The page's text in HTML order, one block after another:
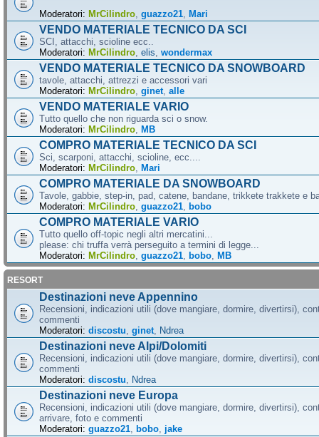
Moderatori: MrCilindro guazzo21 Mari
VENDO MATERIALE TECNICO DA SCI
SCI, attacchi, scioline ecc..
Moderatori: MrCilindro elis wondermax
VENDO MATERIALE TECNICO DA SNOWBOARD
tavole, attacchi, attrezzi e accessori vari
Moderatori: MrCilindro ginet alle
VENDO MATERIALE VARIO
Tutto quello che non riguarda sci o snow.
Moderatori: MrCilindro MB
COMPRO MATERIALE TECNICO DA SCI
Sci, scarponi, attacchi, scioline, ecc....
Moderatori: MrCilindro Mari
COMPRO MATERIALE DA SNOWBOARD
Tavole, gabbie, step-in, pad, catene, bandane, trikkete trakkete e
Moderatori: MrCilindro guazzo21 bobo
COMPRO MATERIALE VARIO
Tutto quello off-topic negli altri mercatini...
please: chi truffa verrà perseguito a termini di legge...
Moderatori: MrCilindro guazzo21 bobo MB
RESORT
Destinazioni neve Appennino
Recensioni, indicazioni utili (dove mangiare, dormire, divertirsi),
commenti
Moderatori: discostu ginet Ndrea
Destinazioni neve Alpi/Dolomiti
Recensioni, indicazioni utili (dove mangiare, dormire, divertirsi),
commenti
Moderatori: discostu Ndrea
Destinazioni neve Europa
Recensioni, indicazioni utili (dove mangiare, dormire, divertirsi),
arrivare, foto e commenti
Moderatori: guazzo21 bobo jake